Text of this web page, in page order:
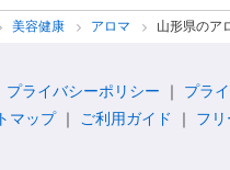
美容健康 アロマ 山形県のア
プライバシーポリシー プラ
マップ
ご利用ガイド フ